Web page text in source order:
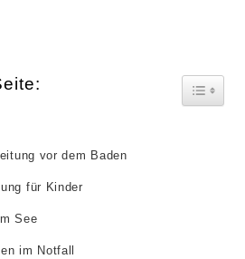
Toggle
vor dem Baden
für Kinder
See
im Notfall